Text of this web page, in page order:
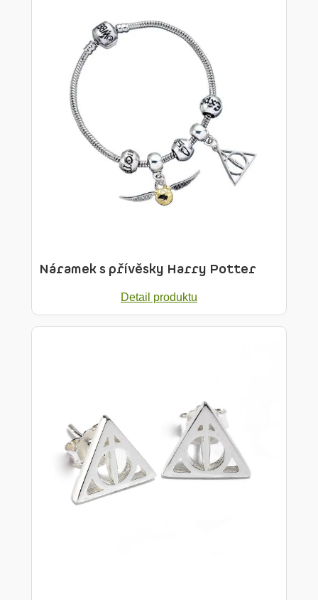
Náramek s přívěsky Harry Potter
Detail produktu